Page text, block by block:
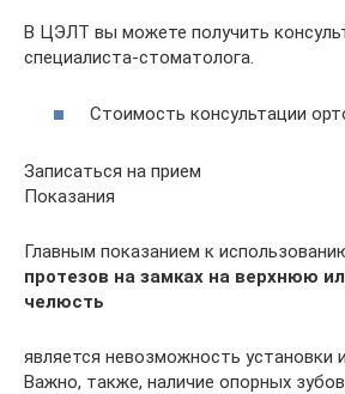
В ЦЭЛТ вы можете получить
специалиста-стоматолога.
Стоимость консультации
Записаться на прием
Показания
Главным показанием к
протезов на замках на верхнюю
челюсть
является невозможность установки
Важно, также, наличие опорных